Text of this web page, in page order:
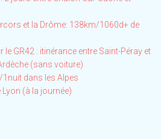
et la Drôme: 138km/1060d+ de
GR42 : itinérance entre Saint-Péray et
(sans voiture)
1nuit dans les Alpes
(à la journée)